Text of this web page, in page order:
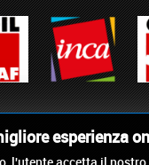
esperienza